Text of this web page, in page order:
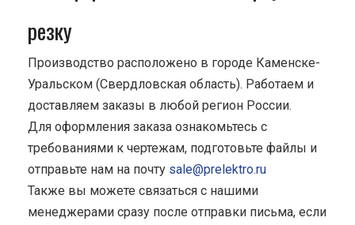
резку
Производство расположено в городе Каменске-
Уральском (Свердловская область). Работаем и
доставляем заказы в любой регион России.
Для оформления заказа ознакомьтесь с
требованиями к чертежам, подготовьте файлы и
отправьте нам на почту sale@prelektro.ru
Также вы можете связаться с нашими
менеджерами сразу после отправки письма, если